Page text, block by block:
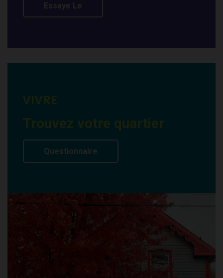
Essaye Le
VIVRE
Trouvez votre quartier
Questionnaire